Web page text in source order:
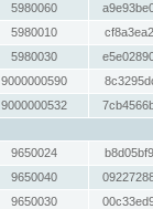
5980060
5980010
5980030
9000000590
9000000532
9650024
9650040
9650030